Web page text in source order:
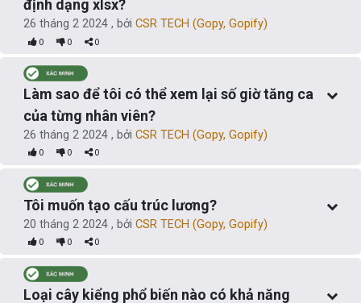
định dạng xlsx?
26 tháng 2 2024, bởi CSR TECH (Gopy, Gopify)
0 0 0
Làm sao để tôi có thể xem lại số giờ tăng ca
của từng nhân viên?
26 tháng 2 2024, bởi CSR TECH (Gopy, Gopify)
0 0 0
Tôi muốn tạo cấu trúc lương?
20 tháng 2 2024, bởi CSR TECH (Gopy, Gopify)
0 0 0
Loại cây kiểng phổ biến nào có khả năng